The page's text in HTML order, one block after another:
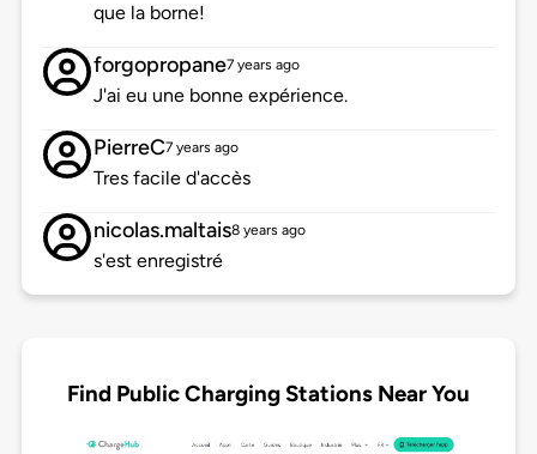
que la borne!
forgopropane7 years ago
J'ai eu une bonne expérience.
PierreC7 years ago
Tres facile d'accès
nicolas.maltais8 years ago
s'est enregistré
Find Public Charging Stations Near You